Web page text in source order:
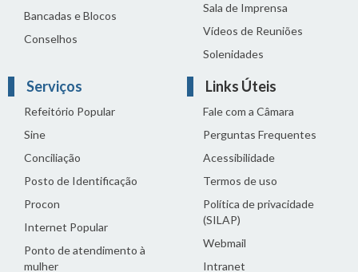
Bancadas e Blocos
Conselhos
Sala de Imprensa
Vídeos de Reuniões
Solenidades
Serviços
Refeitório Popular
Sine
Conciliação
Posto de Identificação
Procon
Internet Popular
Ponto de atendimento à
mulher
Links Úteis
Fale com a Câmara
Perguntas Frequentes
Acessibilidade
Termos de uso
Política de privacidade
(SILAP)
Webmail
Intranet